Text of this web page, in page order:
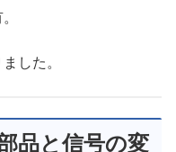
した。
品と信号の変